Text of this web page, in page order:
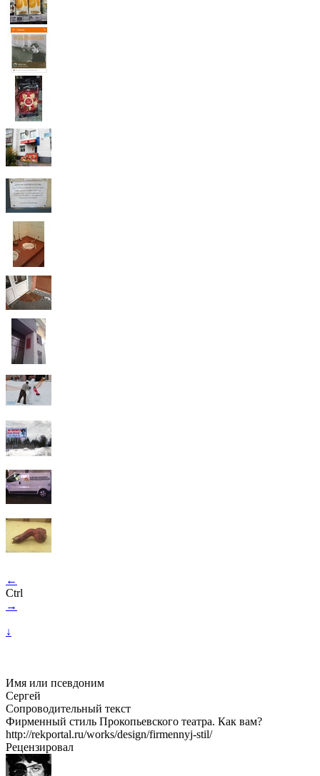
←
Ctrl
→
↓
Имя или псевдоним
Сергей
Сопроводительный текст
Фирменный стиль Прокопьевского театра. Как вам?
http://rekportal.ru/works/design/firmennyj-stil/
Рецензировал